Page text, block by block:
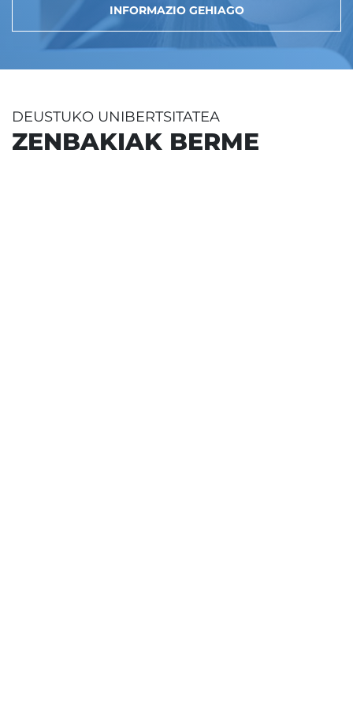
INFORMAZIO GEHIAGO
DEUSTUKO UNIBERTSITATEA
ZENBAKIAK BERME